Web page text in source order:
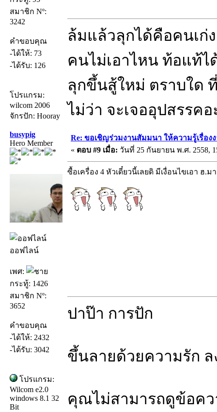
สมาชิก Nº:
3242
คำขอบคุณ
-ได้ให้: 73
-ได้รับ: 126
โปรแกรม:
wilcom 2006
จักรปัก: Hooray
ล้มแล้วลุกได้คือคนเก่
คนไม่เอาไหน ท้อแท้ไ
ลุกขึ้นสู้ใหม่ ตราบใด
ไม่ว่า จะเจออุปสรรค
busypig
Hero Member
ออฟไลน์
เพศ:
กระทู้: 1426
สมาชิก Nº:
3652
คำขอบคุณ
-ได้ให้: 2432
-ได้รับ: 3042
โปรแกรม:
Wilcom e2.0
windows 8.1 32
Bit
Re: ขอเชิญร่วมงานสัมมนา ให้ความรู้เรื่อง
« ตอบ #9 เมื่อ: วันที่ 25 กันยายน พ.ศ. 2558,
ซื้อเครื่อง 4 หัวเดี๋ยวนี้เลยดิ มีเงื่อนไขเอา ฮ.
ปาป๊า การปัก
ขึ้นลายด้วยความรัก
คุณไม่สามารถดูข้อค